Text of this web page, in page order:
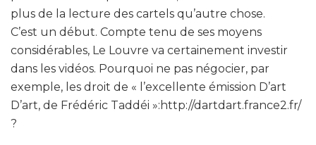
plus de la lecture des cartels qu’autre chose.
C’est un début. Compte tenu de ses moyens
considérables, Le Louvre va certainement investir
dans les vidéos. Pourquoi ne pas négocier, par
exemple, les droit de « l’excellente émission D’art
D’art, de Frédéric Taddéi »:http://dartdart.france2.fr/
?